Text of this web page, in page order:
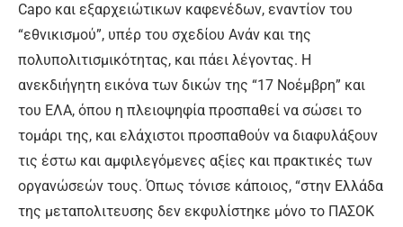
Capo και εξαρχειώτικων καφενέδων, εναντίον του
“εθνικισμού”, υπέρ του σχεδίου Ανάν και της
πολυπολιτισμικότητας, και πάει λέγοντας. Η
ανεκδιήγητη εικόνα των δικών της “17 Νοέμβρη” και
του ΕΛΑ, όπου η πλειοψηφία προσπαθεί να σώσει το
τομάρι της, και ελάχιστοι προσπαθούν να διαφυλάξουν
τις έστω και αμφιλεγόμενες αξίες και πρακτικές των
οργανώσεών τους. Όπως τόνισε κάποιος, “στην Ελλάδα
της μεταπολιτευσης δεν εκφυλίστηκε μόνο το ΠΑΣΟΚ